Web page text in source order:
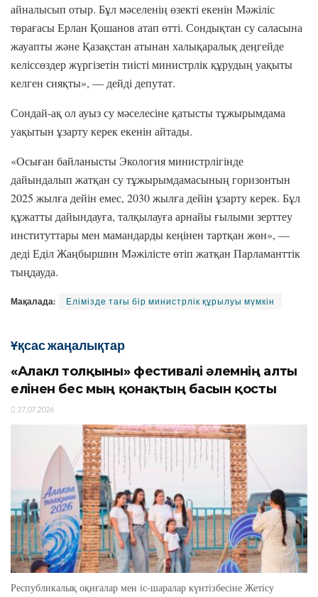
айналысып отыр. Бұл мәселенің өзекті екенін Мәжіліс
төрағасы Ерлан Қошанов атап өтті. Сондықтан су саласына
жауапты және Қазақстан атынан халықаралық деңгейде
келіссөздер жүргізетін тиісті министрлік құрудың уақыты
келген сияқты», — дейді депутат.
Сондай-ақ ол ауыз су мәселесіне қатысты тұжырымдама
уақытын ұзарту керек екенін айтады.
«Осыған байланысты Экология министрлігінде
дайындалып жатқан су тұжырымдамасының горизонтын
2025 жылға дейін емес, 2030 жылға дейін ұзарту керек. Бұл
құжатты дайындауға, талқылауға арнайы ғылыми зерттеу
институттары мен мамандарды кеңінен тартқан жөн», —
деді Еділ Жаңбыршин Мәжілісте өтіп жатқан Парламанттік
тыңдауда.
Мақалада: Елімізде тағы бір министрлік құрылуы мүмкін
Ұқсас жаңалықтар
«Алакөл толқыны» фестивалі әлемнің алты
елінен бес мың қонақтың басын қосты
27.07.2026
Республикалық оқиғалар мен іс-шаралар күнтізбесіне Жетісу